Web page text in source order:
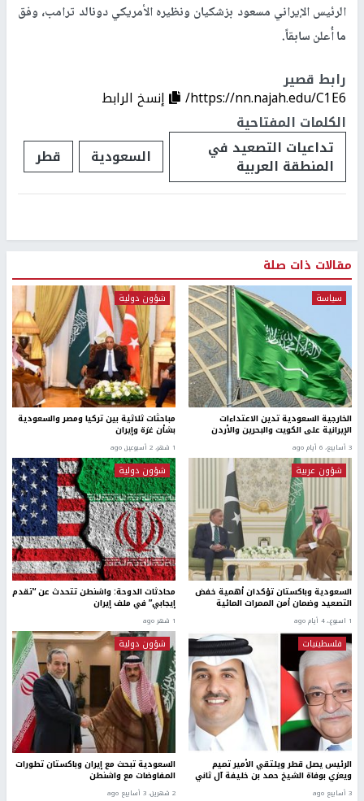
الرئيس الإيراني مسعود بزشكيان ونظيره الأمريكي دونالد ترامب، وفق
ما أُعلن سابقاً.
رابط قصير
https://nn.najah.edu/C1E6/
إنسخ الرابط
الكلمات المفتاحية
تداعيات التصعيد في
المنطقة العربية السعودية قطر
مقالات ذات صلة
سياسة
الخارجية السعودية تدين الاعتداءات
الإيرانية على الكويت والبحرين والأردن
3 أسابيع، 6 أيام ago
شؤون دولية
مباحثات ثلاثية بين تركيا ومصر والسعودية
بشأن غزة وإيران
1 شهر، 2 أسبوعين ago
شؤون عربية
السعودية وباكستان تؤكدان أهمية خفض
التصعيد وضمان أمن الممرات المائية
1 اسبوع.، 4 أيام ago
شؤون دولية
محادثات الدوحة: واشنطن تتحدث عن “تقدم
إيجابي” في ملف إيران
1 شهر ago
فلسطينيات
الرئيس يصل قطر ويلتقي الأمير تميم
ويعزي بوفاة الشيخ حمد بن خليفة آل ثاني
3 أسابيع ago
شؤون دولية
السعودية تبحث مع إيران وباكستان تطورات
المفاوضات مع واشنطن
2 شهرين، 3 أسابيع ago